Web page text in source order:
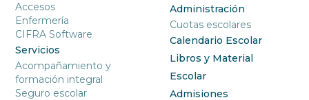
Accesos
Enfermería
CIFRA Software
Servicios
Acompañamiento y
formación integral
Seguro escolar
Administración
Cuotas escolares
Calendario Escolar
Libros y Material
Escolar
Admisiones